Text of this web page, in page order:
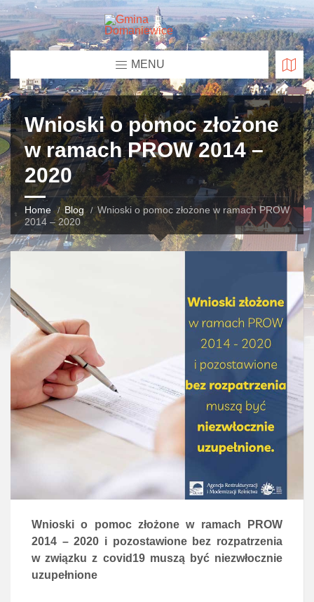
MENU
Wnioski o pomoc złożone
w ramach PROW 2014 –
2020
Home Blog
Wnioski o pomoc złożone w ramach PROW
2014 – 2020
Wnioski o pomoc złożone w ramach PROW
2014 – 2020 i pozostawione bez rozpatrzenia
w związku z covid19 muszą być niezwłocznie
uzupełnione